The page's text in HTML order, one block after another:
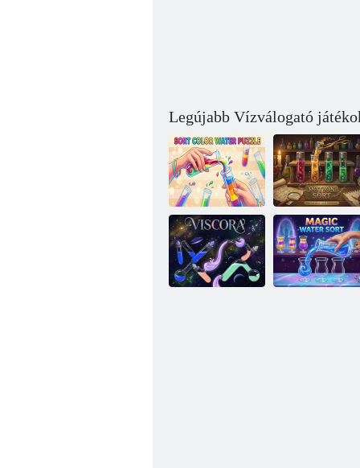
Legújabb Vízválogató
Rendezés Color
Water Puzzle
Bájital rendezés